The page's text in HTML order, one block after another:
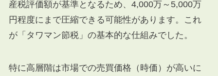
産税評価額が基準となるため、4,000万～5,000万
円程度にまで圧縮できる可能性があります。これ
が「タワマン節税」の基本的な仕組みでした。
特に高層階は市場での売買価格（時価）が高いに